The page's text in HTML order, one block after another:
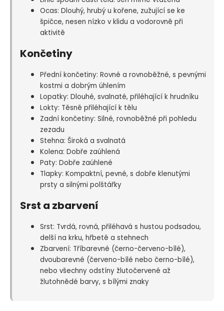
Ocas: Dlouhý, hrubý u kořene, zužující se ke
špičce, nesen nízko v klidu a vodorovně při
aktivitě
Končetiny
Přední končetiny: Rovné a rovnoběžné, s pevnými
kostmi a dobrým úhlením
Lopatky: Dlouhé, svalnaté, přiléhající k hrudníku
Lokty: Těsně přiléhající k tělu
Zadní končetiny: Silné, rovnoběžné při pohledu
zezadu
Stehna: Široká a svalnatá
Kolena: Dobře zaúhlená
Paty: Dobře zaúhlené
Tlapky: Kompaktní, pevné, s dobře klenutými
prsty a silnými polštářky
Srst a zbarvení
Srst: Tvrdá, rovná, přiléhavá s hustou podsadou,
delší na krku, hřbetě a stehnech
Zbarvení: Tříbarevné (černo-červeno-bílé),
dvoubarevné (červeno-bílé nebo černo-bílé),
nebo všechny odstíny žlutočervené až
žlutohnědé barvy, s bílými znaky